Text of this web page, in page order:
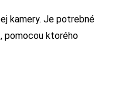
kamery. Je potrebné
pomocou ktorého